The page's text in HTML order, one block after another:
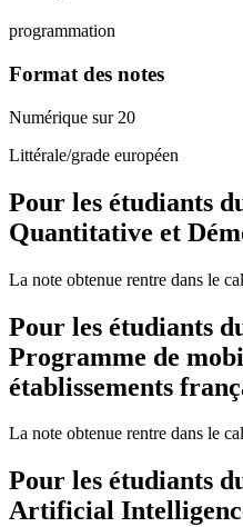
programmation
Format des notes
Numérique sur 20
Littérale/grade européen
Pour les étudiants
Quantitative et
La note obtenue rentre dans le
Pour les étudiants
Programme de
établissements
La note obtenue rentre dans le
Pour les étudiants
Artificial